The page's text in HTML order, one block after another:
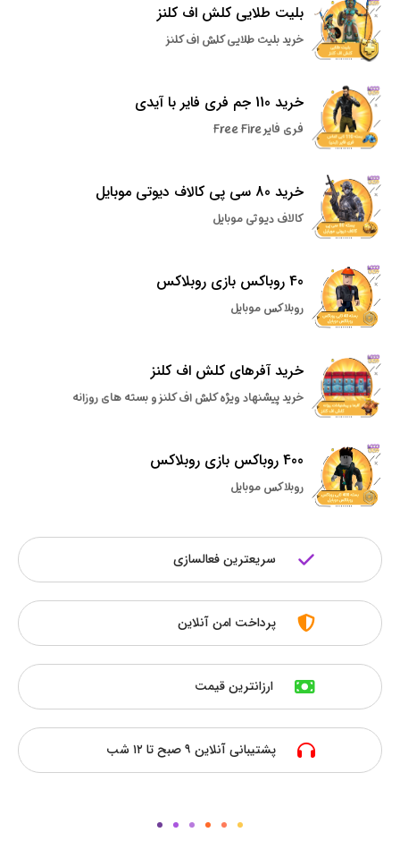
بلیت طلایی کلش اف کلنز
خرید بلیت طلایی کلش اف کلنز
خرید 110 جم فری فایر با آیدی
فری فایر Free Fire
خرید 80 سی پی کالاف دیوتی موبایل
کالاف دیوتی موبایل
40 روباکس بازی روبلاکس
روبلاکس موبایل
خرید آفرهای کلش اف کلنز
خرید پیشنهاد ویژه کلش اف کلنز و بسته های روزانه
400 روباکس بازی روبلاکس
روبلاکس موبایل
سریعترین فعالسازی
پرداخت امن آنلاین
ارزانترین قیمت
پشتیبانی آنلاین ۹ صبح تا ۱۲ شب